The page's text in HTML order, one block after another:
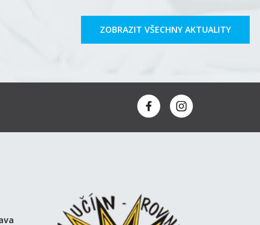
ZOBRAZIT VŠECHNY AKTUALITY